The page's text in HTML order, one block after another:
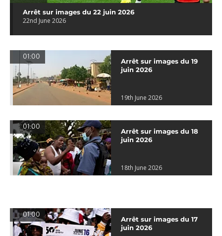
Arrêt sur images du 22 juin 2026
22nd June 2026
01:00
Arrêt sur images du 19
juin 2026
19th June 2026
01:00
Arrêt sur images du 18
juin 2026
18th June 2026
01:00
Arrêt sur images du 17
juin 2026